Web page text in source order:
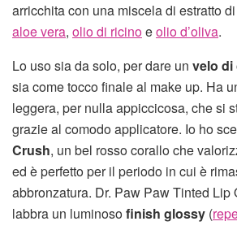
arricchita con una miscela di estratto
aloe vera, olio di ricinoeolio d’oliva.
Lo uso sia da solo, per dare un velo di
sia come tocco finale al make up. Ha
leggera, per nulla appiccicosa, che si
grazie al comodo applicatore. Io ho
Crush, un bel rosso corallo che
ed è perfetto per il periodo in cui è
abbronzatura. Dr. Paw Paw Tinted Lip
labbra un luminosofinish glossy (